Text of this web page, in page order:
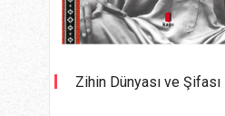
Zihin Dünyası ve Şifası